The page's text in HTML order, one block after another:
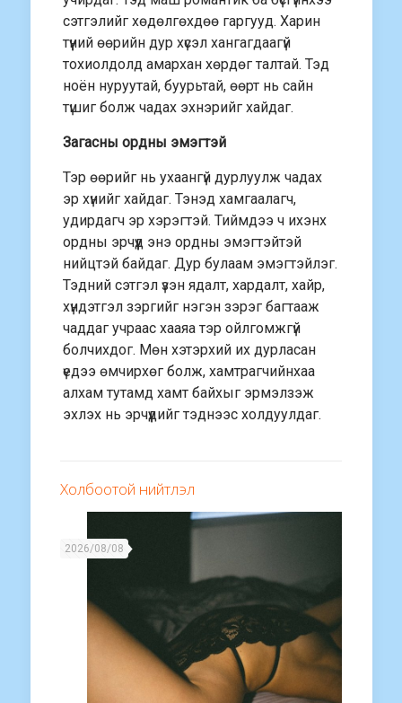
сэтгэлийг хөдөлгөхдөө гаргууд. Харин
түүний өөрийн дур хүсэл хангагдаагүй
тохиолдолд амархан хөрдөг талтай. Тэд
ноён нуруутай, буурьтай, өөрт нь сайн
түшиг болж чадах эхнэрийг хайдаг.
Загасны ордны эмэгтэй
Тэр өөрийг нь ухаангүй дурлуулж чадах
эр хүнийг хайдаг. Тэнэд хамгаалагч,
удирдагч эр хэрэгтэй. Тиймдээ ч ихэнх
ордны эрчүүд энэ ордны эмэгтэйтэй
нийцтэй байдаг. Дур булаам эмэгтэйлэг.
Тэдний сэтгэл үзэн ядалт, хардалт, хайр,
хүндэтгэл зэргийг нэгэн зэрэг багтааж
чаддаг учраас хааяа тэр ойлгомжгүй
болчихдог. Мөн хэтэрхий их дурласан
үедээ өмчирхөг болж, хамтрагчийнхаа
алхам тутамд хамт байхыг эрмэлзэж
эхлэх нь эрчүүдийг тэднээс холдуулдаг.
Холбоотой нийтлэл
2026/08/08